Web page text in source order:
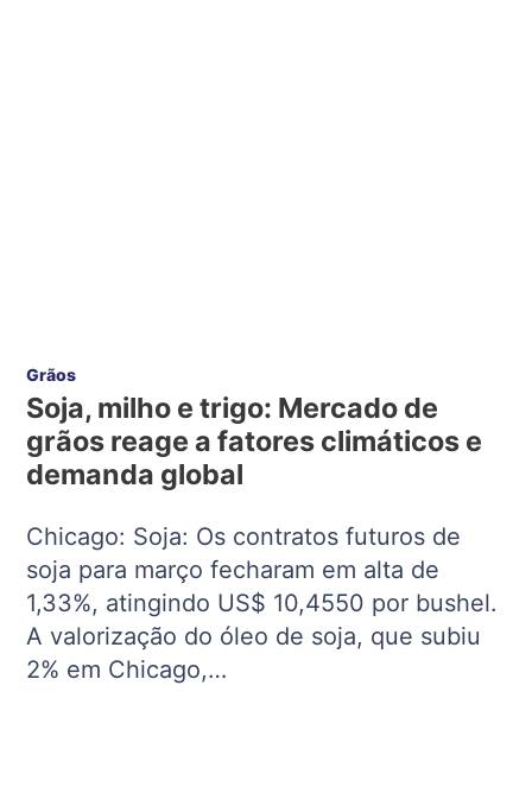
Grãos
Soja, milho e trigo: Mercado de
grãos reage a fatores climáticos e
demanda global
Chicago: Soja: Os contratos futuros de
soja para março fecharam em alta de
1,33%, atingindo US$ 10,4550 por bushel.
A valorização do óleo de soja, que subiu
2% em Chicago,…